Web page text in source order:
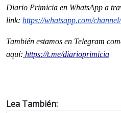
Diario Primicia en WhatsApp a
link: https://whatsapp.com/channel/
También estamos en Telegram
aquí: https://t.me/diarioprimicia
Lea También: